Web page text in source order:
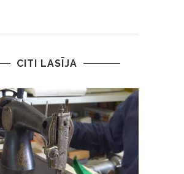
CITI LASĪJA